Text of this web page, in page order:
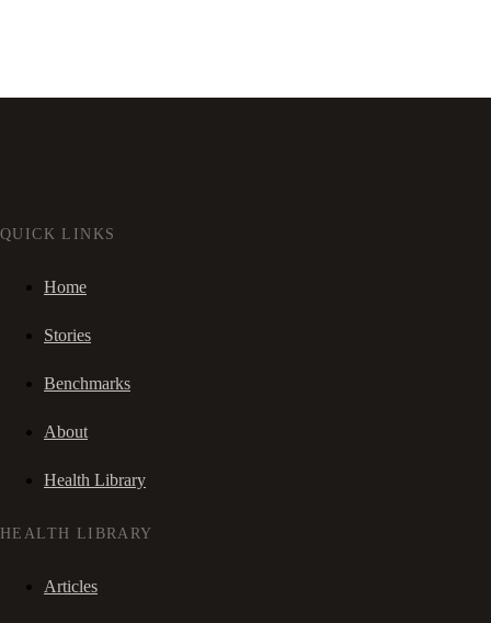
QUICK LINKS
Home
Stories
Benchmarks
About
Health Library
HEALTH LIBRARY
Articles